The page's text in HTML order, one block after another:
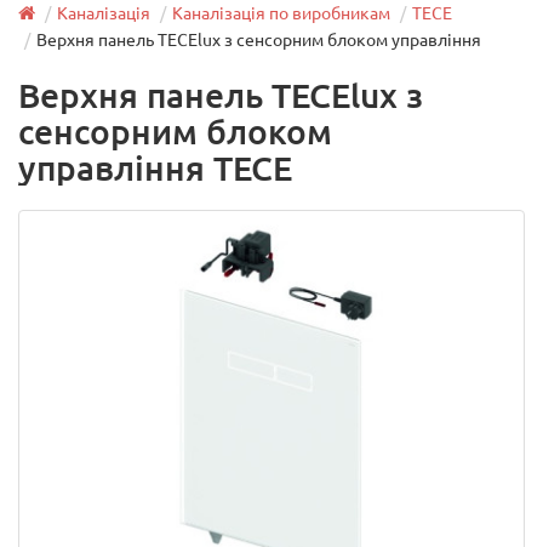
Каналізація Каналізація по виробникам
TECE
Верхня панель TECElux з сенсорним блоком управління
Верхня панель TECElux з
сенсорним блоком
управління TECE